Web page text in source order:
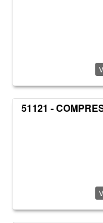
51121 -